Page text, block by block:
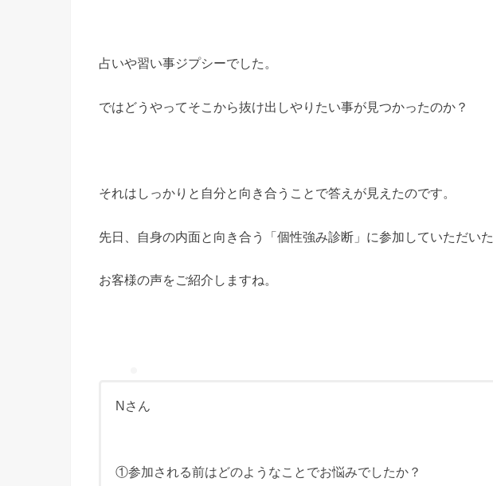
占いや習い事ジプシーでした。
ではどうやってそこから抜け出しやりたい事が見つかったのか？
それはしっかりと自分と向き合うことで答えが見えたのです。
先日、自身の内面と向き合う「個性強み診断」に参加していただいた
お客様の声をご紹介しますね。
Nさん
①参加される前はどのようなことでお悩みでしたか？